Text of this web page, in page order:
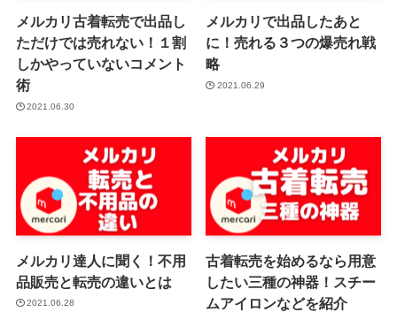
メルカリ古着転売で出品し
ただけでは売れない！１割
しかやっていないコメント
術
2021.06.30
メルカリで出品したあと
に！売れる３つの爆売れ戦
略
2021.06.29
メルカリ達人に聞く！不用
品販売と転売の違いとは
2021.06.28
古着転売を始めるなら用意
したい三種の神器！スチー
ムアイロンなどを紹介